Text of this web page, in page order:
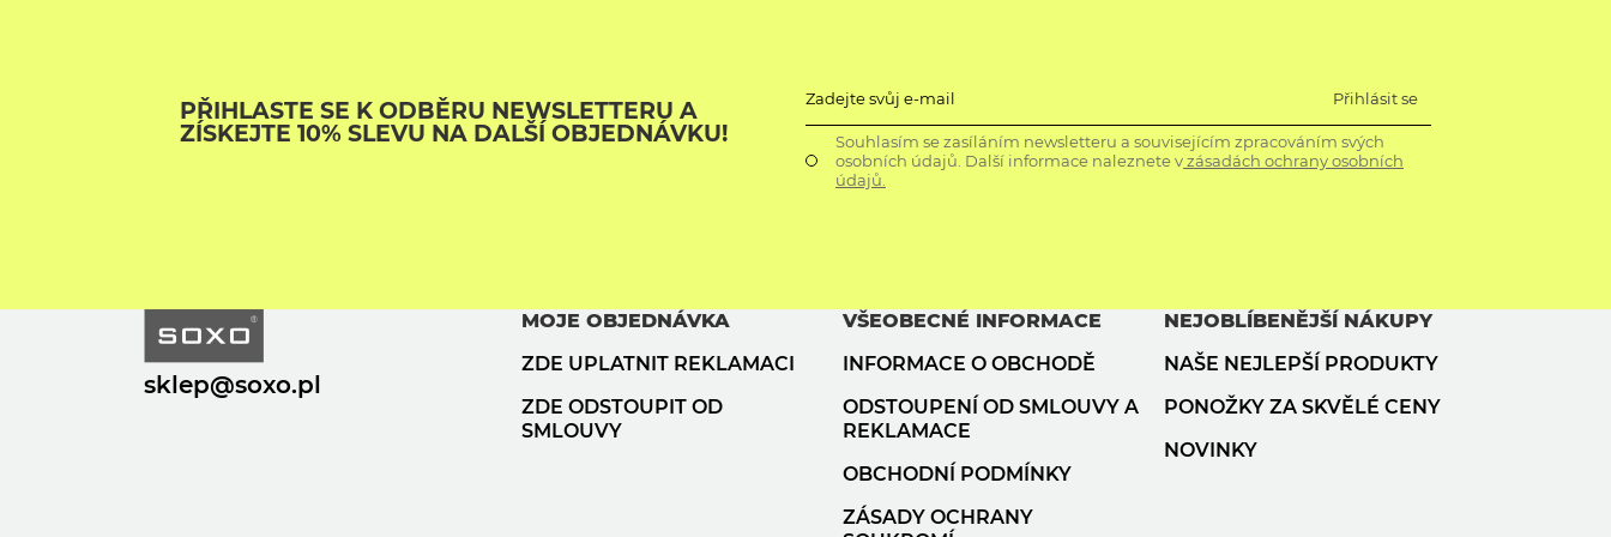
PŘIHLASTE SE K ODBĚRU NEWSLETTERU A
ZÍSKEJTE 10% SLEVU NA DALŠÍ OBJEDNÁVKU!
Zadejte svůj e-mail Přihlásit se
Souhlasím se zasíláním newsletteru a souvisejícím zpracováním svých
osobních údajů. Další informace naleznete vzásadách ochrany osobních
údajů.
sklep@soxo.pl
MOJE OBJEDNÁVKA
ZDE UPLATNIT REKLAMACI
ZDE ODSTOUPIT OD
SMLOUVY
VŠEOBECNÉ INFORMACE
INFORMACE O OBCHODĚ
ODSTOUPENÍ OD SMLOUVY A
REKLAMACE
OBCHODNÍ PODMÍNKY
ZÁSADY OCHRANY
NEJOBLÍBENĚJŠÍ NÁKUPY
NAŠE NEJLEPŠÍ PRODUKTY
PONOŽKY ZA SKVĚLÉ CENY
NOVINKY